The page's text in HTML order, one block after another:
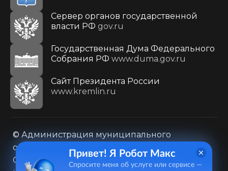
Сервер органов государственной
власти РФ gov.ru
Государственная Дума Федерального
Собрания РФ www.duma.gov.ru
Cайт Президента России
www.kremlin.ru
© Администрация муниципального
образования городского округа «Город
Саратов»
Привет! Я Робот Макс
Спросите меня об услуге или сервисе —